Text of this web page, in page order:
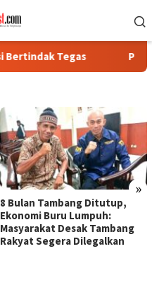
PTPN IV Regional I Kebun
»
8 Bulan Tambang Ditutup,
Ekonomi Buru Lumpuh:
Masyarakat Desak Tambang
Rakyat Segera Dilegalkan